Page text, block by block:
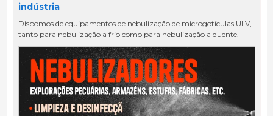
indústria
Dispomos de equipamentos de nebulização de microgotículas ULV,
tanto para nebulização a frio como para nebulização a quente.